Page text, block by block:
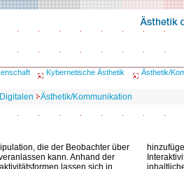
Kybernetische Ästhetik Ästhetik/
Ästhetik/Kommunikation
die der Beobachter über
kann. Anhand der
lassen sich in